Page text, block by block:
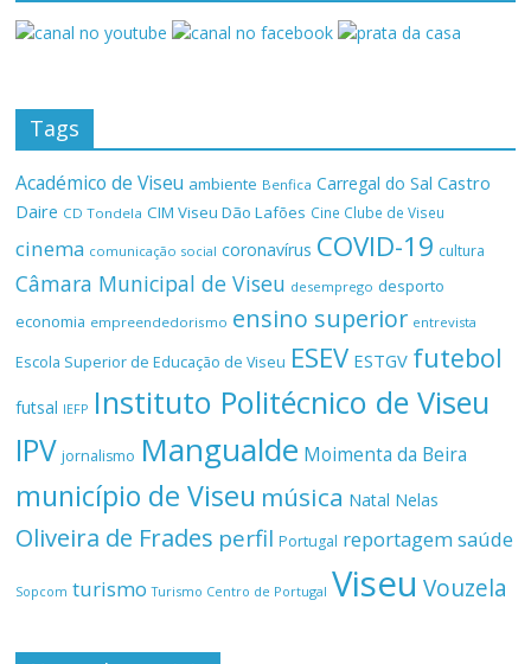
Tags
Académico de Viseu ambiente Benfica Carregal do Sal Castro
Daire CD Tondela CIM Viseu Dão Lafões Cine Clube de Viseu
cinema comunicação social coronavírus COVID-19 cultura
Câmara Municipal de Viseu desemprego desporto
economia empreendedorismo ensino superior entrevista
Escola Superior de Educação de Viseu ESEV ESTGV futebol
futsal IEFP Instituto Politécnico de Viseu
IPV jornalismo Mangualde Moimenta da Beira
município de Viseu música Natal Nelas
Oliveira de Frades perfil Portugal reportagemsaúde
Sopcom turismo Turismo Centro de Portugal Viseu Vouzela